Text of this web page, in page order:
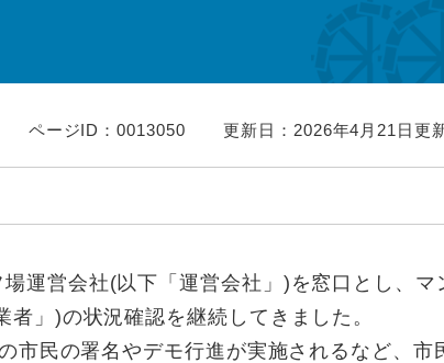
ページID：0013050 更新日：2026年4月21日更
運営会社(以下「運営会社」)を窓口とし、マ
者」)の状況確認を継続してきました。
市民の署名やデモ行進が実施されるなど、市